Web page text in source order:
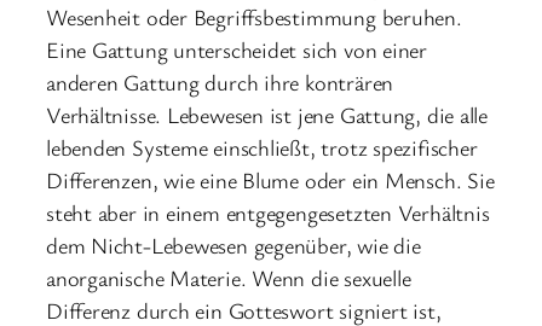
Wesenheit oder Begriffsbestimmung beruhen.
Eine Gattung unterscheidet sich von einer
anderen Gattung durch ihre konträren
Verhältnisse. Lebewesen ist jene Gattung, die alle
lebenden Systeme einschließt, trotz spezifischer
Differenzen, wie eine Blume oder ein Mensch. Sie
steht aber in einem entgegengesetzten Verhältnis
dem Nicht-Lebewesen gegenüber, wie die
anorganische Materie. Wenn die sexuelle
Differenz durch ein Gotteswort signiert ist,